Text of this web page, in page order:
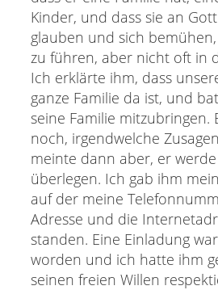
Kinder, und dass sie an
glauben und sich
zu führen, aber nicht oft in
Ich erklärte ihm, dass
ganze Familie da ist, und
seine Familie mitzubringen.
noch, irgendwelche
meinte dann aber, er werde
überlegen. Ich gab ihm
auf der meine
Adresse und die
standen. Eine Einladung
worden und ich hatte ihm
seinen freien Willen